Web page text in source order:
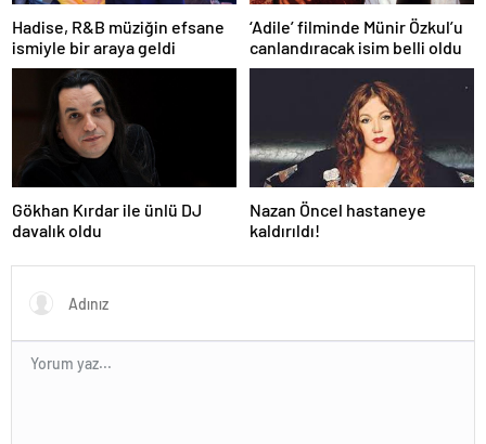
Hadise, R&B müziğin efsane
ismiyle bir araya geldi
‘Adile’ filminde Münir Özkul’u
canlandıracak isim belli oldu
Gökhan Kırdar ile ünlü DJ
davalık oldu
Nazan Öncel hastaneye
kaldırıldı!